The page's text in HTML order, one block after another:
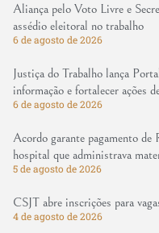
Aliança pelo Voto Livre e
assédio eleitoral no trabalho
6 de agosto de 2026
Justiça do Trabalho lança
informação e fortalecer ações
6 de agosto de 2026
Acordo garante pagamento de
hospital que administrava
5 de agosto de 2026
CSJT abre inscrições para
4 de agosto de 2026